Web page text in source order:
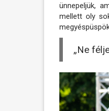
ünnepeljük,
mellett oly
„Ne